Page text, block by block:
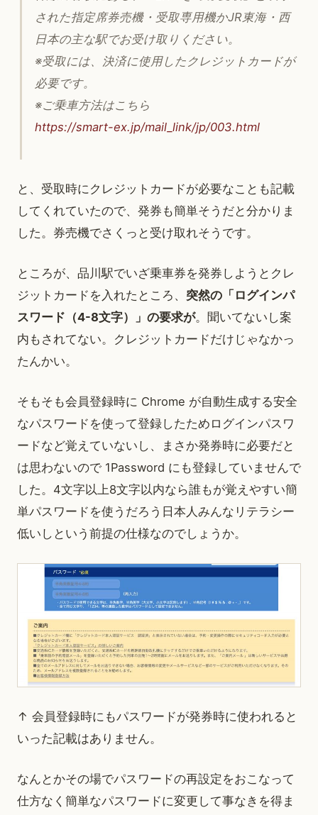
された指定席券売機・受取専用機かJR東海・西
日本の主な駅でお受け取りください。
※受取には、決済に使用したクレジットカードが
必要です。
※ご乗車方法はこちら
https://smart-ex.jp/mail_link/jp/003.html
と、受取時にクレジットカードが必要なことも記載
してくれていたので、発券も簡単そうだと分かりま
した。券売機でさくっと受け取れそうです。
ところが、品川駅でいざ乗車券を発券しようとクレ
ジットカードを入れたところ、 突然の「ログインパ
スワード（4-8文字）」の要求が。聞いてないし案
内もされてない。クレジットカードだけじゃなかっ
たんかい。
そもそも会員登録時に Chrome が自動生成する安全
なパスワードを使って登録したためログインパスワ
ードなど覚えていないし、まさか発券時に必要だと
は思わないので 1Password にも登録していませんで
した。4文字以上8文字以内なら誰もが覚えやすい簡
単パスワードを使うだろう日本人みんなリテラシー
低いしという前提の仕様なのでしょうか。
↑ 会員登録時にもパスワードが発券時に使われると
いった記載はありません。
なんとかその場でパスワードの再設定をおこなって
仕方なく簡単なパスワードに変更して事なきを得ま